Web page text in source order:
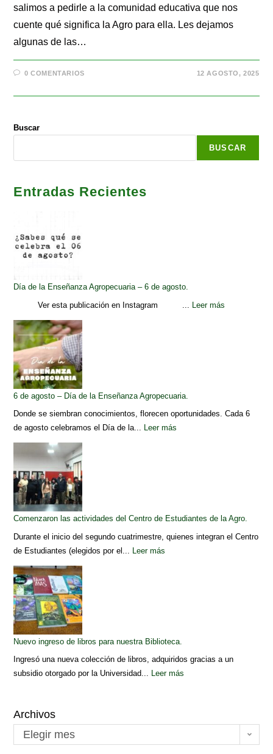
salimos a pedirle a la comunidad educativa que nos
cuente qué significa la Agro para ella. Les dejamos
algunas de las…
0 COMENTARIOS 12 AGOSTO, 2025
Buscar
BUSCAR
Entradas Recientes
Día de la Enseñanza Agropecuaria – 6 de agosto.
Ver esta publicación en Instagram ...
Leer más
6 de agosto – Día de la Enseñanza Agropecuaria.
Donde se siembran conocimientos, florecen oportunidades. Cada 6
de agosto celebramos el Día de la... Leer más
Comenzaron las actividades del Centro de Estudiantes de la Agro.
Durante el inicio del segundo cuatrimestre, quienes integran el Centro
de Estudiantes (elegidos por el...
Leer más
Nuevo ingreso de libros para nuestra Biblioteca.
Ingresó una nueva colección de libros, adquiridos gracias a un
subsidio otorgado por la Universidad... Leer más
Archivos
Elegir mes